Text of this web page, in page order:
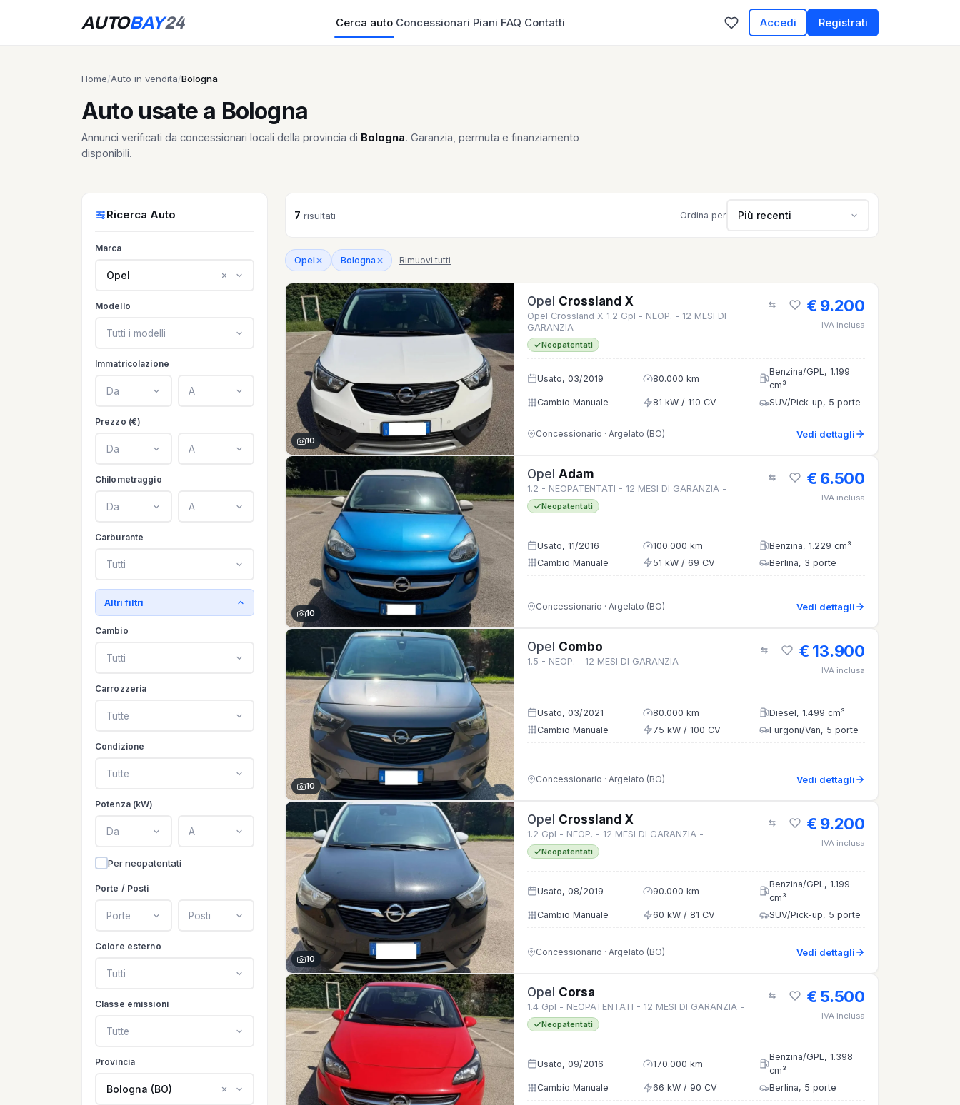
AUTOBAY24 Cerca auto Concessionari Piani FAQ Contatti Accedi Registrati
Home/Auto in vendita/Bologna
Auto usate a Bologna
Annunci verificati da concessionari locali della provincia di Bologna. Garanzia, permuta e finanziamento
disponibili.
Ricerca Auto
Marca
Opel
Modello
Tutti i modelli
Immatricolazione
Da A
Prezzo (€)
Da A
Chilometraggio
Da A
Carburante
Tutti
Altri filtri
Cambio
Tutti
Carrozzeria
Tutte
Condizione
Tutte
Potenza (kW)
Da A
Per neopatentati
Porte / Posti
Porte Posti
Colore esterno
Tutti
Classe emissioni
Tutte
Provincia
Bologna (BO)
7 risultati Ordina per Più recenti
Opel Bologna Rimuovi tutti
10
Opel Crossland X
Opel Crossland X 1.2 Gpl - NEOP. - 12 MESI DI
GARANZIA -
Neopatentati
€ 9.200
IVA inclusa
Usato, 03/2019 80.000 km
Benzina/GPL, 1.199
cm³
Cambio Manuale
81 kW / 110 CV SUV/Pick-up, 5 porte
Concessionario · Argelato (BO) Vedi dettagli
10
Opel Adam
1.2 - NEOPATENTATI - 12 MESI DI GARANZIA -
Neopatentati
€ 6.500
IVA inclusa
Usato, 11/2016 100.000 km
Benzina, 1.229 cm³
Cambio Manuale
51 kW / 69 CV Berlina, 3 porte
Concessionario · Argelato (BO) Vedi dettagli
10
Opel Combo
1.5 - NEOP. - 12 MESI DI GARANZIA -
€ 13.900
IVA inclusa
Usato, 03/2021 80.000 km
Diesel, 1.499 cm³
Cambio Manuale
75 kW / 100 CV Furgoni/Van, 5 porte
Concessionario · Argelato (BO) Vedi dettagli
10
Opel Crossland X
1.2 Gpl - NEOP. - 12 MESI DI GARANZIA -
Neopatentati
€ 9.200
IVA inclusa
Usato, 08/2019 90.000 km
Benzina/GPL, 1.199
cm³
Cambio Manuale
60 kW / 81 CV SUV/Pick-up, 5 porte
Concessionario · Argelato (BO) Vedi dettagli
Opel Corsa
1.4 Gpl - NEOPATENTATI - 12 MESI DI GARANZIA -
Neopatentati
€ 5.500
IVA inclusa
Usato, 09/2016 170.000 km
Benzina/GPL, 1.398
cm³
Cambio Manuale
66 kW / 90 CV Berlina, 5 porte